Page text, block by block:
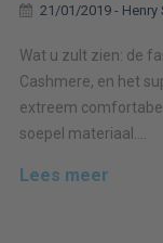
21/01/2019 - Henry
Wat u zult zien: de
Cashmere, en het
extreem
soepel materiaal....
Lees meer